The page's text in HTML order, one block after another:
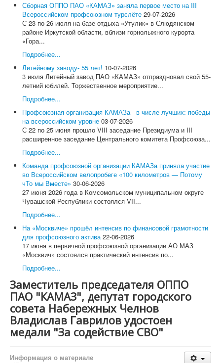
Новости и события
Профсоюзное ТВ
Актуально!
Фотогалерея
Видеоматериалы
Все для Победы
Направления работы
Охрана труда
Социально-трудовые отношения
Отраслевое соглашение по машиностроительному
комплексу РФ
Коллективно-договорная кампания
Обзор ситуации в отрасли
Динамика средней заработной в отрасли
Средняя заработная на предприятиях отрасли
Профстандарты
Комиссия по социально-экономическим вопросам
Правовая защита
Законодательство
Проекты законов, НПА
Судебная практика
Практика правоприменения
Информационная работа
Международное сотрудничество
Организационная работа
Органы Профсоюза
Съезд Профсоюза
Председатель Профсоюза, заместители Председателя
Профсоюза
ЦК Профсоюза
КРК Профсоюза
Бюро Президиума
Постоянные комиссии ЦК Профсоюза
Комиссия ЦК Профсоюза АСМ РФ по организационно-
уставной работе
Финансово-бюджетная комиссия ЦК Профсоюза АСМ
защите от экологической опасности
Сборная ОППО ПАО «КАМАЗ» заняла первое место на III
Всероссийском профсоюзном турслёте 29-07-2026
С 23 по 26 июля на базе отдыха «Утулик» в Слюдянском
районе Иркутской области, вблизи горнолыжного курорта
«Гора...
Подробнее...
Литейному заводу- 55 лет! 10-07-2026
3 июля Литейный завод ПАО «КАМАЗ» отпраздновал свой 55-
летний юбилей. Торжественное мероприятие...
Подробнее...
Профсоюзная организация КАМАЗа - в числе лучших: победы
на всероссийском уровне 03-07-2026
С 22 по 25 июня прошло VIII заседание Президиума и III
расширенное заседание Центрального комитета Профсоюза...
Подробнее...
Команда профсоюзной организации КАМАЗа приняла участие
во Всероссийском велопробеге «100 километров — Потому
чТо мы Вместе» 30-06-2026
27 июня 2026 года в Комсомольском муниципальном округе
Чувашской Республики состоялся VII...
Подробнее...
На «Москвиче» прошёл интенсив по финансовой грамотности
для профсоюзного актива 22-06-2026
17 июня в первичной профсоюзной организации АО МАЗ
«Москвич» состоялся практический интенсив по...
Подробнее...
Заместитель председателя ОППО
ПАО "КАМАЗ", депутат городского
совета Набережных Челнов
Владислав Гаврилов удостоен
медали "За содействие СВО"
Информация о материале